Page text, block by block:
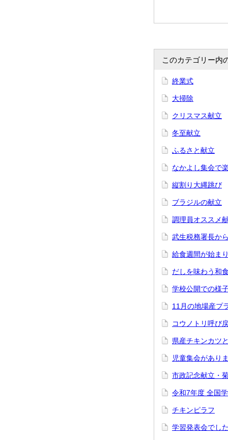
このカテゴリー内
終業式
大掃除
クリスマス献立
冬至献立
ふるさと献立
なかよし集会で
縦割り大縄跳び
ブラジルの献立
調理員オススメ
武生税務署長か
給食週間が始ま
だしを味わう和
学校公開での様
11月の地場産プ
コウノトリ呼び
県産チキンカツ
児童集会があり
市政記念献立・
令和7年度 全国
チキンピラフ
学習発表会でし